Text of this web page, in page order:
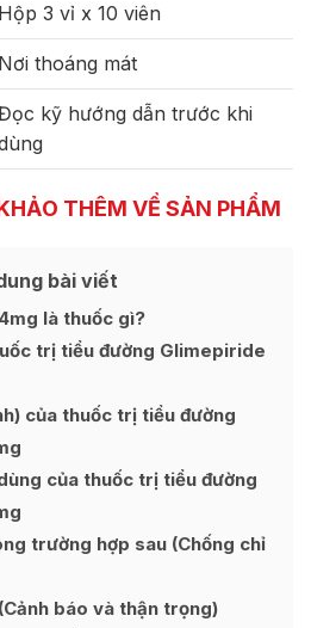
Hộp 3 vỉ x 10 viên
Nơi thoáng mát
kỹ hướng dẫn trước khi
THÊM VỀ SẢN PHẨM
bài viết
Ẩn
là thuốc gì?
trị tiểu đường Glimepiride
của thuốc trị tiểu đường
của thuốc trị tiểu đường
trường hợp sau (Chống chỉ
báo và thận trọng)